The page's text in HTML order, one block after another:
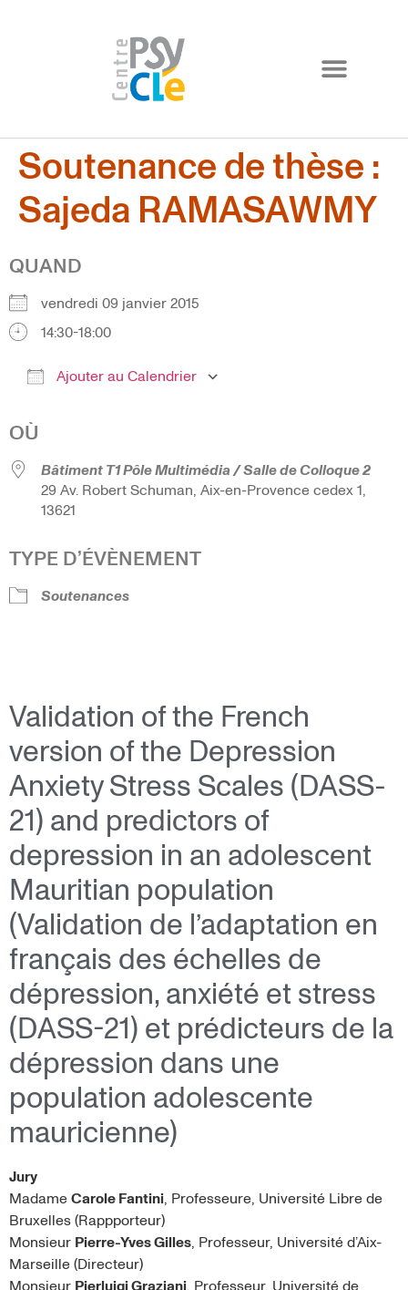
Soutenance de thèse :
Sajeda RAMASAWMY
QUAND
vendredi 09 janvier 2015
14:30-18:00
Ajouter au Calendrier
OÙ
Bâtiment T1 Pôle Multimédia / Salle de Colloque 2
29 Av. Robert Schuman, Aix-en-Provence cedex 1,
13621
TYPE D’ÉVÈNEMENT
Soutenances
Validation of the French
version of the Depression
Anxiety Stress Scales (DASS-
21) and predictors of
depression in an adolescent
Mauritian population
(Validation de l’adaptation en
français des échelles de
dépression, anxiété et stress
(DASS-21) et prédicteurs de la
dépression dans une
population adolescente
mauricienne)
Jury
Madame Carole Fantini, Professeure, Université Libre de
Bruxelles (Rappporteur)
Monsieur Pierre-Yves Gilles, Professeur, Université d’Aix-
Marseille (Directeur)
Monsieur Pierluigi Graziani, Professeur, Université de